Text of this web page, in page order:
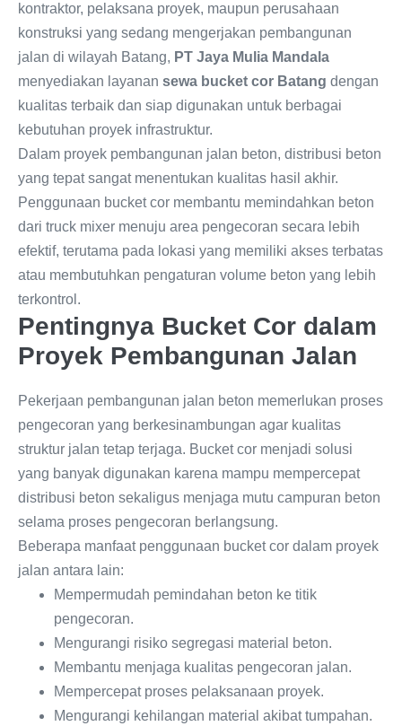
kontraktor, pelaksana proyek, maupun perusahaan
konstruksi yang sedang mengerjakan pembangunan
jalan di wilayah Batang, PT Jaya Mulia Mandala
menyediakan layanan sewa bucket cor Batang dengan
kualitas terbaik dan siap digunakan untuk berbagai
kebutuhan proyek infrastruktur.
Dalam proyek pembangunan jalan beton, distribusi beton
yang tepat sangat menentukan kualitas hasil akhir.
Penggunaan bucket cor membantu memindahkan beton
dari truck mixer menuju area pengecoran secara lebih
efektif, terutama pada lokasi yang memiliki akses terbatas
atau membutuhkan pengaturan volume beton yang lebih
terkontrol.
Pentingnya Bucket Cor dalam
Proyek Pembangunan Jalan
Pekerjaan pembangunan jalan beton memerlukan proses
pengecoran yang berkesinambungan agar kualitas
struktur jalan tetap terjaga. Bucket cor menjadi solusi
yang banyak digunakan karena mampu mempercepat
distribusi beton sekaligus menjaga mutu campuran beton
selama proses pengecoran berlangsung.
Beberapa manfaat penggunaan bucket cor dalam proyek
jalan antara lain:
Mempermudah pemindahan beton ke titik
pengecoran.
Mengurangi risiko segregasi material beton.
Membantu menjaga kualitas pengecoran jalan.
Mempercepat proses pelaksanaan proyek.
Mengurangi kehilangan material akibat tumpahan.